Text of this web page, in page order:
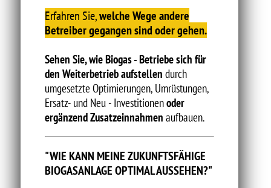
Erfahren Sie,welche Wege andere
Betreiber gegangen sind oder gehen.
Sehen Sie, wie Biogas - Betriebe sich für
den Weiterbetrieb aufstellen durch
umgesetzte Optimierungen, Umrüstungen,
Ersatz- und Neu - Investitionenoder
ergänzend Zusatzeinnahmen aufbauen.
"WIE KANN MEINE ZUKUNFTSFÄHIGE
BIOGASANLAGE OPTIMAL AUSSEHEN?"